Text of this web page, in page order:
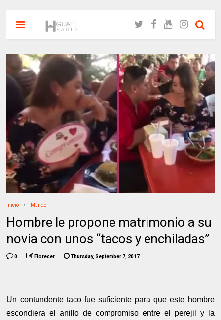
Inicio Mundo
Hombre le propone matrimonio a su
novia con unos “tacos y enchiladas”
0 Florecer Thursday, September 7, 2017
Un contundente taco fue suficiente para que este hombre
escondiera el anillo de compromiso entre el perejil y la